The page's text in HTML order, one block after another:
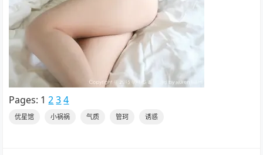
Pages: 1 2 3 4
优星馆 小祸祸 气质 管珂 诱惑